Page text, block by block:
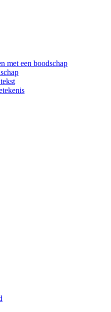
met een boodschap